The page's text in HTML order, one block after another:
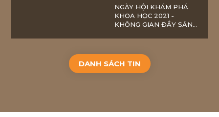
NGÀY HỘI KHÁM PHÁ
KHOA HỌC 2021 -
KHÔNG GIAN ĐẦY SÁNG
DANH SÁCH TIN